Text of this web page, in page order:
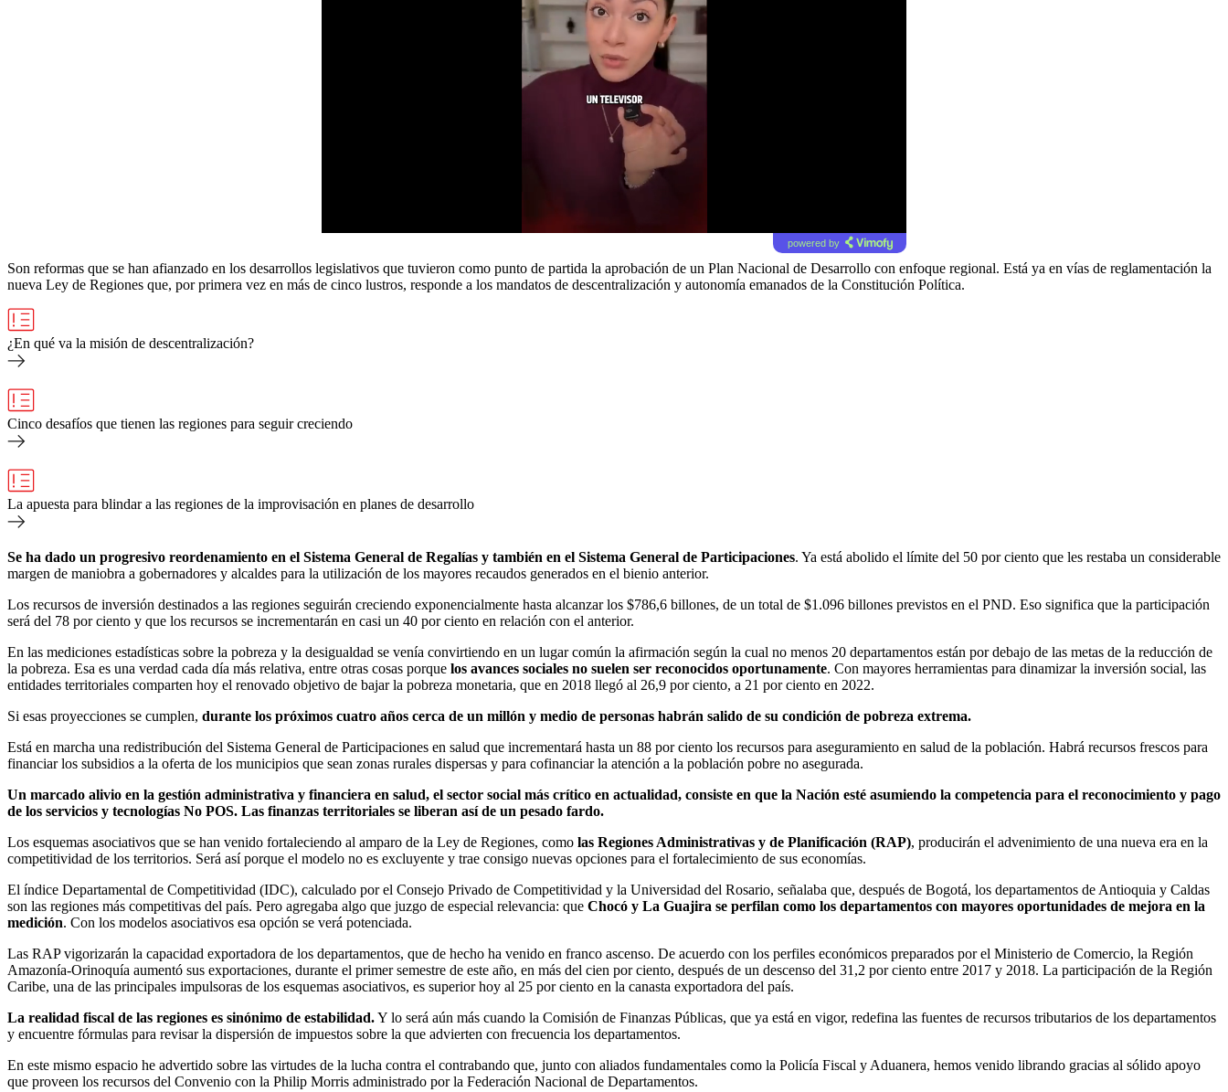
powered by
Son reformas que se han afianzado en los desarrollos legislativos que tuvieron como punto de partida la aprobación de un Plan Nacional de Desarrollo con enfoque regional. Está ya en vías de reglamentación la
nueva Ley de Regiones que, por primera vez en más de cinco lustros, responde a los mandatos de descentralización y autonomía emanados de la Constitución Política.
¿En qué va la misión de descentralización?
Cinco desafíos que tienen las regiones para seguir creciendo
La apuesta para blindar a las regiones de la improvisación en planes de desarrollo
Se ha dado un progresivo reordenamiento en el Sistema General de Regalías y también en el Sistema General de Participaciones. Ya está abolido el límite del 50 por ciento que les restaba un considerable
margen de maniobra a gobernadores y alcaldes para la utilización de los mayores recaudos generados en el bienio anterior.
Los recursos de inversión destinados a las regiones seguirán creciendo exponencialmente hasta alcanzar los $786,6 billones, de un total de $1.096 billones previstos en el PND. Eso significa que la participación
será del 78 por ciento y que los recursos se incrementarán en casi un 40 por ciento en relación con el anterior.
En las mediciones estadísticas sobre la pobreza y la desigualdad se venía convirtiendo en un lugar común la afirmación según la cual no menos 20 departamentos están por debajo de las metas de la reducción de
la pobreza. Esa es una verdad cada día más relativa, entre otras cosas porque los avances sociales no suelen ser reconocidos oportunamente. Con mayores herramientas para dinamizar la inversión social, las
entidades territoriales comparten hoy el renovado objetivo de bajar la pobreza monetaria, que en 2018 llegó al 26,9 por ciento, a 21 por ciento en 2022.
Si esas proyecciones se cumplen, durante los próximos cuatro años cerca de un millón y medio de personas habrán salido de su condición de pobreza extrema.
Está en marcha una redistribución del Sistema General de Participaciones en salud que incrementará hasta un 88 por ciento los recursos para aseguramiento en salud de la población. Habrá recursos frescos para
financiar los subsidios a la oferta de los municipios que sean zonas rurales dispersas y para cofinanciar la atención a la población pobre no asegurada.
Un marcado alivio en la gestión administrativa y financiera en salud, el sector social más crítico en actualidad, consiste en que la Nación esté asumiendo la competencia para el reconocimiento y pago
de los servicios y tecnologías No POS. Las finanzas territoriales se liberan así de un pesado fardo.
Los esquemas asociativos que se han venido fortaleciendo al amparo de la Ley de Regiones, como las Regiones Administrativas y de Planificación (RAP), producirán el advenimiento de una nueva era en la
competitividad de los territorios. Será así porque el modelo no es excluyente y trae consigo nuevas opciones para el fortalecimiento de sus economías.
El índice Departamental de Competitividad (IDC), calculado por el Consejo Privado de Competitividad y la Universidad del Rosario, señalaba que, después de Bogotá, los departamentos de Antioquia y Caldas
son las regiones más competitivas del país. Pero agregaba algo que juzgo de especial relevancia: que Chocó y La Guajira se perfilan como los departamentos con mayores oportunidades de mejora en la
medición. Con los modelos asociativos esa opción se verá potenciada.
Las RAP vigorizarán la capacidad exportadora de los departamentos, que de hecho ha venido en franco ascenso. De acuerdo con los perfiles económicos preparados por el Ministerio de Comercio, la Región
Amazonía-Orinoquía aumentó sus exportaciones, durante el primer semestre de este año, en más del cien por ciento, después de un descenso del 31,2 por ciento entre 2017 y 2018. La participación de la Región
Caribe, una de las principales impulsoras de los esquemas asociativos, es superior hoy al 25 por ciento en la canasta exportadora del país.
La realidad fiscal de las regiones es sinónimo de estabilidad.Y lo será aún más cuando la Comisión de Finanzas Públicas, que ya está en vigor, redefina las fuentes de recursos tributarios de los departamentos
y encuentre fórmulas para revisar la dispersión de impuestos sobre la que advierten con frecuencia los departamentos.
En este mismo espacio he advertido sobre las virtudes de la lucha contra el contrabando que, junto con aliados fundamentales como la Policía Fiscal y Aduanera, hemos venido librando gracias al sólido apoyo
que proveen los recursos del Convenio con la Philip Morris administrado por la Federación Nacional de Departamentos.